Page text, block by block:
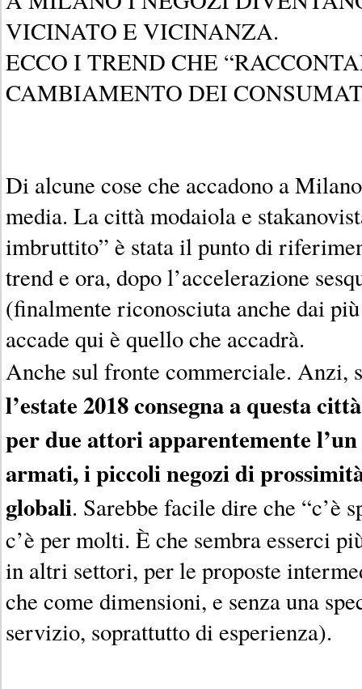
VICINATO E VICINANZA.
ECCO I TREND CHE
CAMBIAMENTO DEI
Di alcune cose che accadono a
media. La città modaiola e
imbruttito” è stata il punto di
trend e ora, dopo l’accelerazione
(finalmente riconosciuta anche dai
accade qui è quello che accadrà.
Anche sul fronte commerciale.
l’estate 2018 consegna a questa
per due attori apparentemente
armati, i piccoli negozi di
globali. Sarebbe facile dire che “c’è
c’è per molti. È che sembra esserci
in altri settori, per le proposte
che come dimensioni, e senza una
servizio, soprattutto di esperienza).